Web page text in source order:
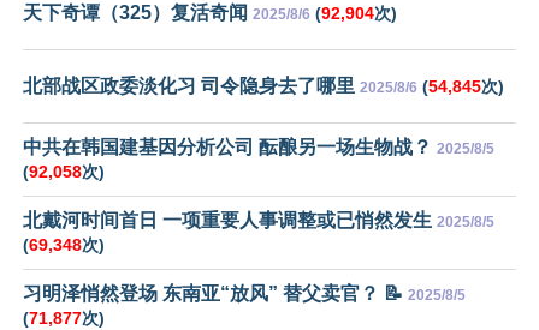
天下奇谭（325）复活奇闻 2025/8/6 (92,904次)
北部战区政委淡化习 司令隐身去了哪里 2025/8/6 (54,845次)
中共在韩国建基因分析公司 酝酿另一场生物战？ 2025/8/5
(92,058次)
北戴河时间首日 一项重要人事调整或已悄然发生 2025/8/5
(69,348次)
习明泽悄然登场 东南亚“放风” 替父卖官？ 📝 2025/8/5
(71,877次)